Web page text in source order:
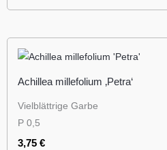
Achillea millefolium ‚Petra‘
Vielblättrige Garbe
P 0,5
3,75 €